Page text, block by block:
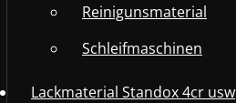
Reinigunsmaterial
Schleifmaschinen
Lackmaterial Standox 4cr usw